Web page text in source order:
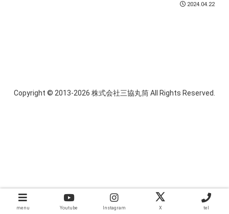
2024.04.22
Copyright © 2013-2026 株式会社三協丸筒 All Rights Reserved.
menu Youtube Instagram X tel